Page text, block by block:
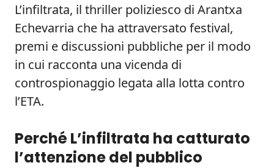
L’infiltrata, il thriller poliziesco di Arantxa
Echevarria che ha attraversato festival,
premi e discussioni pubbliche per il modo
in cui racconta una vicenda di
controspionaggio legata alla lotta contro
l’ETA.
Perché L’infiltrata ha catturato
l’attenzione del pubblico